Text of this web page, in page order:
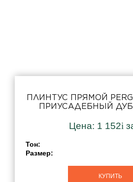
ПЛИНТУС ПРЯМОЙ
ПРИУСАДЕБНЫЙ ДУБ
Цена: 1 152i
Тон:
Размер:
КУПИТЬ